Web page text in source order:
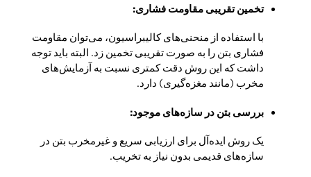
تخمین تقریبی مقاومت فشاری:
با استفاده از منحنی‌های کالیبراسیون، می‌توان مقاومت
فشاری بتن را به صورت تقریبی تخمین زد. البته باید توجه
داشت که این روش دقت کمتری نسبت به آزمایش‌های
مخرب (مانند مغزه‌گیری) دارد.
بررسی بتن در سازه‌های موجود:
یک روش ایده‌آل برای ارزیابی سریع و غیرمخرب بتن در
سازه‌های قدیمی بدون نیاز به تخریب.